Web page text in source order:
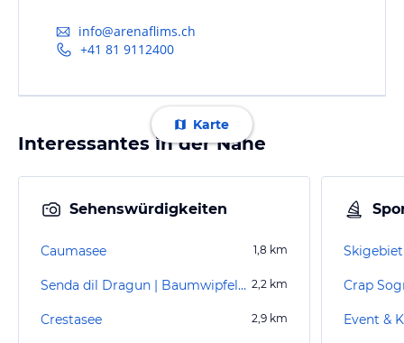
info@arenaflims.ch
+41 81 9112400
Karte
Interessantes in der Nähe
Sehenswürdigkeiten
Caumasee 1,8 km
Senda dil Dragun | Baumwipfelpfad Laax 2,2 km
Crestasee 2,9 km
Crap
Event &